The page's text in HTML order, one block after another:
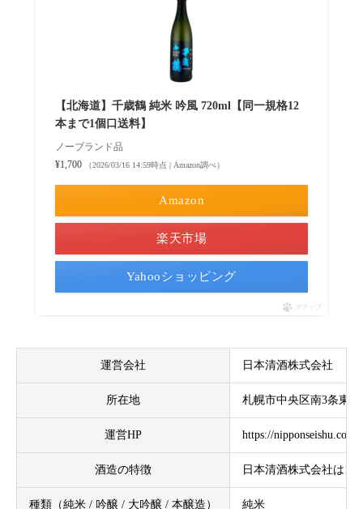
【北海道】千歳鶴 純米 吟風 720ml【同一規格12
本まで1個口送料】
ノーブランド品
¥1,700
（2026/03/16 14:59時点 | Amazon調べ）
Amazon
楽天市場
Yahooショッピング
ポチップ
運営会社 日本清酒株式会社
所在地 札幌市中央区南3条東
運営HP https://nipponseishu.co.jp/
酒造の特徴 日本清酒株式会社は
種類（純米 / 吟醸 / 大吟醸 / 本醸造） 純米